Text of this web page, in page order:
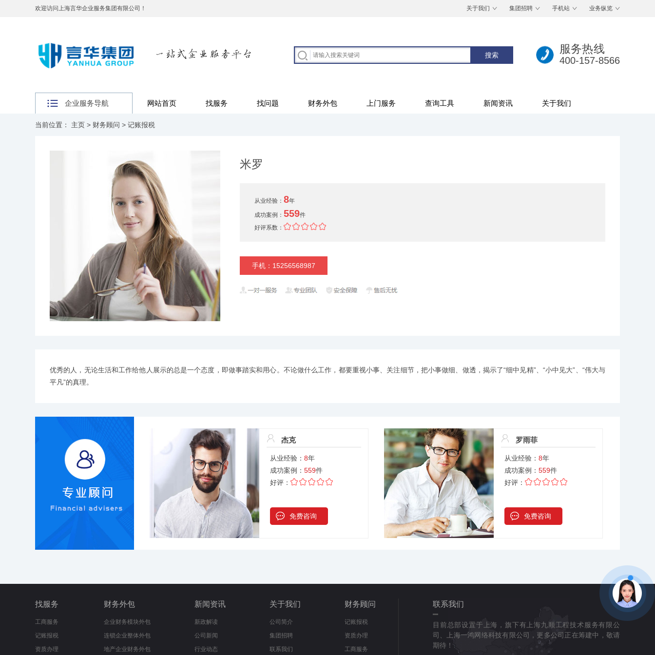
欢迎访问上海言华企业服务集团有限公司！ 关于我们 集团招聘 手机站 业务纵览
服务热线
400-157-8566
企业服务导航 网站首页 找服务 找问题 财务外包 上门服务 查询工具 新闻资讯 关于我们
当前位置： 主页 > 财务顾问 > 记账报税
米罗
从业经验： 8年
成功案例： 559件
好评系数：
手机：15256568987
优秀的人，无论生活和工作给他人展示的总是一个态度，即做事踏实和用心。不论做什么工作，都要重视小事、关注细节，把小事做细、做透，揭示了“细中见精”、“小中见大”、“伟大与
平凡”的真理。
杰克
从业经验： 8年
成功案例： 559件
好评：
免费咨询
罗雨菲
从业经验： 8年
成功案例： 559件
好评：
免费咨询
找服务
工商服务
记账报税
资质办理
财务外包
企业财务模块外包
连锁企业整体外包
地产企业财务外包
新闻资讯
新政解读
公司新闻
行业动态
关于我们
公司简介
集团招聘
联系我们
财务顾问
记账报税
资质办理
工商服务
联系我们
目前总部设置于上海，旗下有上海九顺工程技术服务有限公
司、上海一鸿网络科技有限公司，更多公司正在筹建中，敬请
期待！